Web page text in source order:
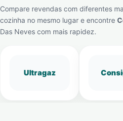
Compare revendas com diferentes
cozinha no mesmo lugar e encontre
Das Neves com mais rapidez.
Ultragaz